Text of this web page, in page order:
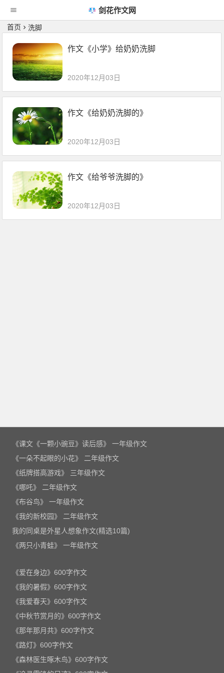
剑花作文网
首页 洗脚
作文《小学》给奶奶洗脚
2020年12月03日
作文《给奶奶洗脚的》
2020年12月03日
作文《给爷爷洗脚的》
2020年12月03日
《课文《一颗小豌豆》读后感》 一年级作文
《一朵不起眼的小花》 二年级作文
《纸牌搭高游戏》 三年级作文
《哪吒》 二年级作文
《布谷鸟》 一年级作文
《我的新校园》 二年级作文
我的同桌是外星人想象作文(精选10篇)
《两只小青蛙》 一年级作文
《爱在身边》600字作文
《我的暑假》600字作文
《我爱春天》600字作文
《中秋节赏月的》600字作文
《那年那月共》600字作文
《路灯》600字作文
《森林医生啄木鸟》600字作文